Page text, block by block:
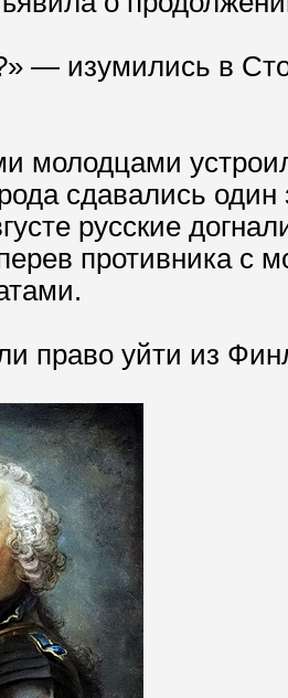
— изумились в
молодцами
сдавались
русские
противника с
право уйти из